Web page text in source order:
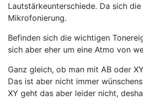
Lautstärkeunterschiede. Da sich
Mikrofonierung.
Befinden sich die wichtigen
sich aber eher um eine Atmo von
Ganz gleich, ob man mit AB oder
Das ist aber nicht immer
XY geht das aber leider nicht,